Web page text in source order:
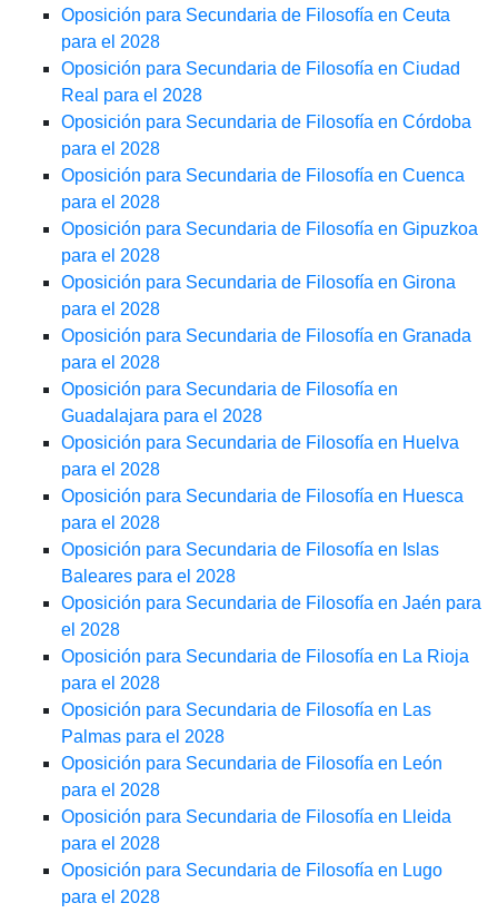
Oposición para Secundaria de Filosofía en Ceuta
para el 2028
Oposición para Secundaria de Filosofía en Ciudad
Real para el 2028
Oposición para Secundaria de Filosofía en Córdoba
para el 2028
Oposición para Secundaria de Filosofía en Cuenca
para el 2028
Oposición para Secundaria de Filosofía en Gipuzkoa
para el 2028
Oposición para Secundaria de Filosofía en Girona
para el 2028
Oposición para Secundaria de Filosofía en Granada
para el 2028
Oposición para Secundaria de Filosofía en
Guadalajara para el 2028
Oposición para Secundaria de Filosofía en Huelva
para el 2028
Oposición para Secundaria de Filosofía en Huesca
para el 2028
Oposición para Secundaria de Filosofía en Islas
Baleares para el 2028
Oposición para Secundaria de Filosofía en Jaén para
el 2028
Oposición para Secundaria de Filosofía en La Rioja
para el 2028
Oposición para Secundaria de Filosofía en Las
Palmas para el 2028
Oposición para Secundaria de Filosofía en León
para el 2028
Oposición para Secundaria de Filosofía en Lleida
para el 2028
Oposición para Secundaria de Filosofía en Lugo
para el 2028